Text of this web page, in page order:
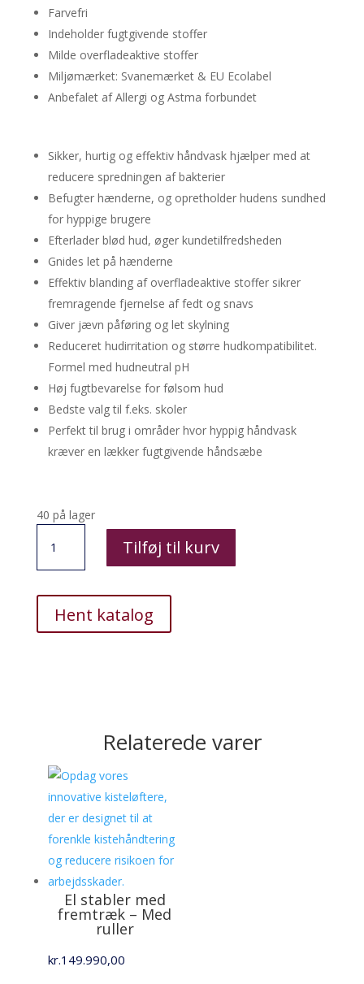
Farvefri
Indeholder fugtgivende stoffer
Milde overfladeaktive stoffer
Miljømærket: Svanemærket & EU Ecolabel
Anbefalet af Allergi og Astma forbundet
Sikker, hurtig og effektiv håndvask hjælper med at
reducere spredningen af bakterier
Befugter hænderne, og opretholder hudens sundhed
for hyppige brugere
Efterlader blød hud, øger kundetilfredsheden
Gnides let på hænderne
Effektiv blanding af overfladeaktive stoffer sikrer
fremragende fjernelse af fedt og snavs
Giver jævn påføring og let skylning
Reduceret hudirritation og større hudkompatibilitet.
Formel med hudneutral pH
Høj fugtbevarelse for følsom hud
Bedste valg til f.eks. skoler
Perfekt til brug i områder hvor hyppig håndvask
kræver en lækker fugtgivende håndsæbe
40 på lager
4x1.3L
antal
Tilføj til kurv
Hent katalog
Relaterede varer
El stabler med
fremtræk – Med
ruller
kr.149.990,00